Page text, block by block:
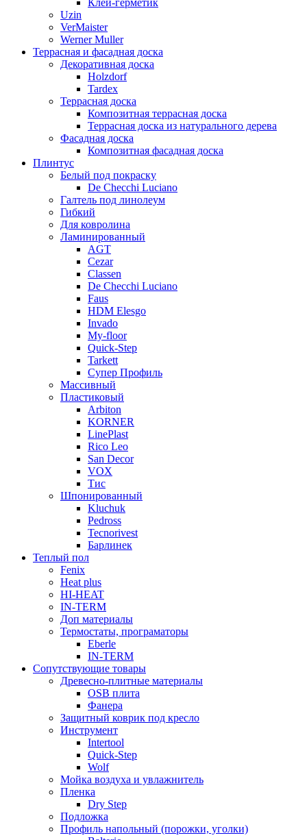
Uzin
VerMaister
Werner Muller
Террасная и фасадная доска
Декоративная доска
Holzdorf
Tardex
Террасная доска
Композитная террасная доска
Террасная доска из натурального дерева
Фасадная доска
Композитная фасадная доска
Плинтус
Белый под покраску
De Checchi Luciano
Галтель под линолеум
Гибкий
Для ковролина
Ламинированный
AGT
Cezar
Classen
De Checchi Luciano
Faus
HDM Elesgo
Invado
My-floor
Quick-Step
Tarkett
Супер Профиль
Массивный
Пластиковый
Arbiton
KORNER
LinePlast
Rico Leo
San Decor
VOX
Тис
Шпонированный
Kluchuk
Pedross
Tecnorivest
Барлинек
Теплый пол
Fenix
Heat plus
HI-HEAT
IN-TERM
Доп материалы
Термостаты, програматоры
Eberle
IN-TERM
Сопутствующие товары
Древесно-плитные материалы
OSB плита
Фанера
Защитный коврик под кресло
Инструмент
Intertool
Quick-Step
Wolf
Мойка воздуха и увлажнитель
Пленка
Dry Step
Подложка
Профиль напольный (порожки, уголки)